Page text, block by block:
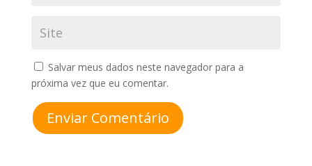
Salvar meus dados neste navegador para a
próxima vez que eu comentar.
Enviar Comentário